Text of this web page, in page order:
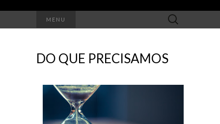
MENU
Search
for:
DO QUE PRECISAMOS